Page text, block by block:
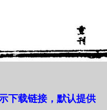
下载链接，默认提供